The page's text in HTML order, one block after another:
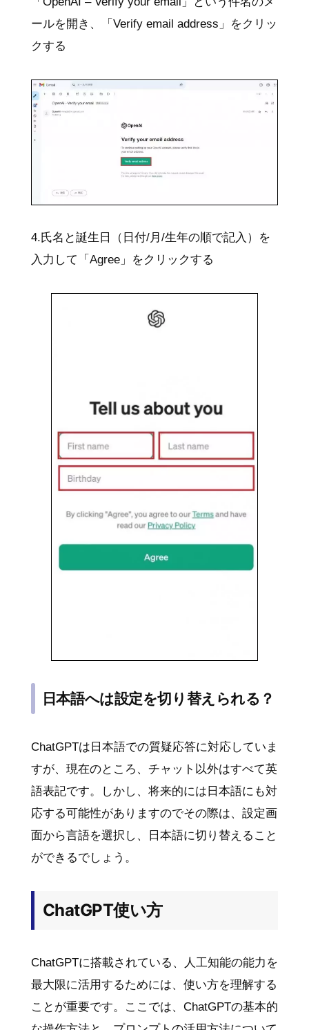
ールを開き、「Verify email address」をクリッ
クする
4.氏名と誕生日（日付/月/生年の順で記入）を
入力して「Agree」をクリックする
日本語へは設定を切り替えられる？
ChatGPTは日本語での質疑応答に対応していま
すが、現在のところ、チャット以外はすべて英
語表記です。しかし、将来的には日本語にも対
応する可能性がありますのでその際は、設定画
面から言語を選択し、日本語に切り替えること
ができるでしょう。
ChatGPT使い方
ChatGPTに搭載されている、人工知能の能力を
最大限に活用するためには、使い方を理解する
ことが重要です。ここでは、ChatGPTの基本的